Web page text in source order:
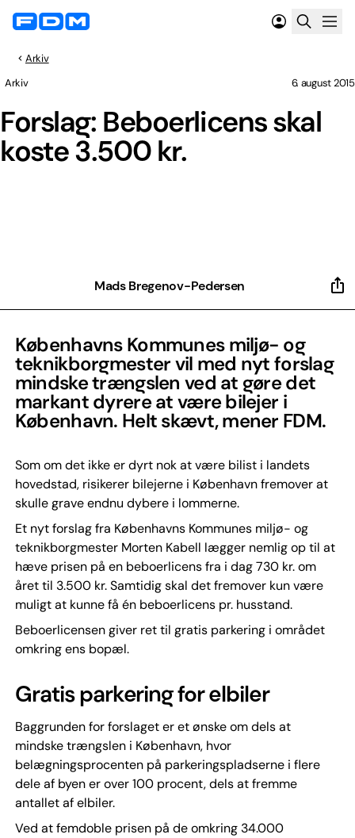
Arkiv
Forslag: Beboerlicens skal
koste 3.500 kr.
Arkiv 6. august 2015
Mads Bregenov-Pedersen
Københavns Kommunes miljø- og
teknikborgmester vil med nyt forslag
mindske trængslen ved at gøre det
markant dyrere at være bilejer i
København. Helt skævt, mener FDM.
Som om det ikke er dyrt nok at være bilist i landets
hovedstad, risikerer bilejerne i København fremover at
skulle grave endnu dybere i lommerne.
Et nyt forslag fra Københavns Kommunes miljø- og
teknikborgmester Morten Kabell lægger nemlig op til at
hæve prisen på en beboerlicens fra i dag 730 kr. om
året til 3.500 kr. Samtidig skal det fremover kun være
muligt at kunne få én beboerlicens pr. husstand.
Beboerlicensen giver ret til gratis parkering i området
omkring ens bopæl.
Gratis parkering for elbiler
Baggrunden for forslaget er et ønske om dels at
mindske trængslen i København, hvor
belægningsprocenten på parkeringspladserne i flere
dele af byen er over 100 procent, dels at fremme
antallet af elbiler.
Ved at femdoble prisen på de omkring 34.000